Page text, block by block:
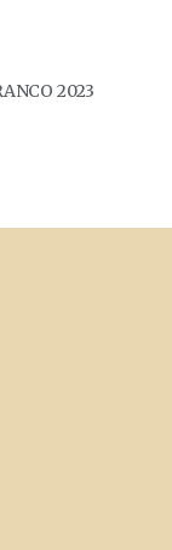
2023